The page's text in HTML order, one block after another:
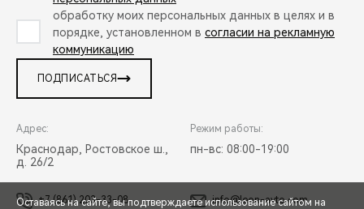
обработку моих персональных данных в целях и в
порядке, установленном в согласии на рекламную
коммуникацию
ПОДПИСАТЬСЯ
Адрес:
Краснодар, Ростовское ш.,
д. 26/2
Режим работы:
пн-вс: 08:00-19:00
+7 (861) 203-33-08 info@leon-avto.com
Оставаясь на сайте, вы подтверждаете использование сайтом на